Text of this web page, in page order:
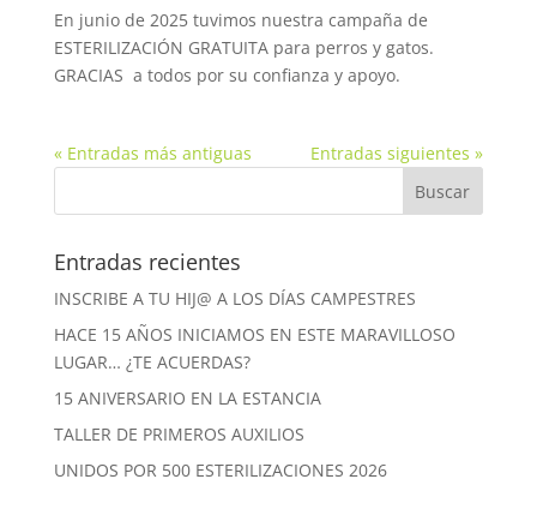
En junio de 2025 tuvimos nuestra campaña de
ESTERILIZACIÓN GRATUITA para perros y gatos.
GRACIAS a todos por su confianza y apoyo.
« Entradas más antiguas Entradas siguientes »
Entradas recientes
INSCRIBE A TU HIJ@ A LOS DÍAS CAMPESTRES
HACE 15 AÑOS INICIAMOS EN ESTE MARAVILLOSO
LUGAR… ¿TE ACUERDAS?
15 ANIVERSARIO EN LA ESTANCIA
TALLER DE PRIMEROS AUXILIOS
UNIDOS POR 500 ESTERILIZACIONES 2026